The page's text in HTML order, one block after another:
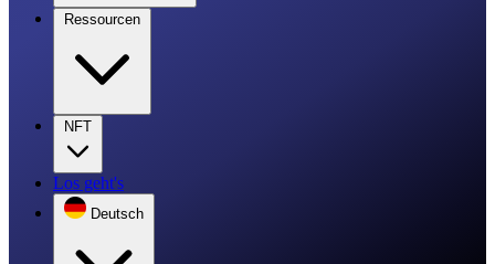
Ressourcen
NFT
Los geht's
Deutsch